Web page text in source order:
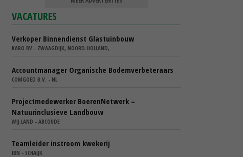
VACATURES
Verkoper Binnendienst Glastuinbouw
KARO BV - ZWAAGDIJK, NOORD-HOLLAND,
Accountmanager Organische Bodemverbeteraars
COMGOED B.V. - NL
Projectmedewerker BoerenNetwerk –
Natuurinclusieve Landbouw
WIJ.LAND - ABCOUDE
Teamleider instroom kwekerij
IBN - SCHAIJK